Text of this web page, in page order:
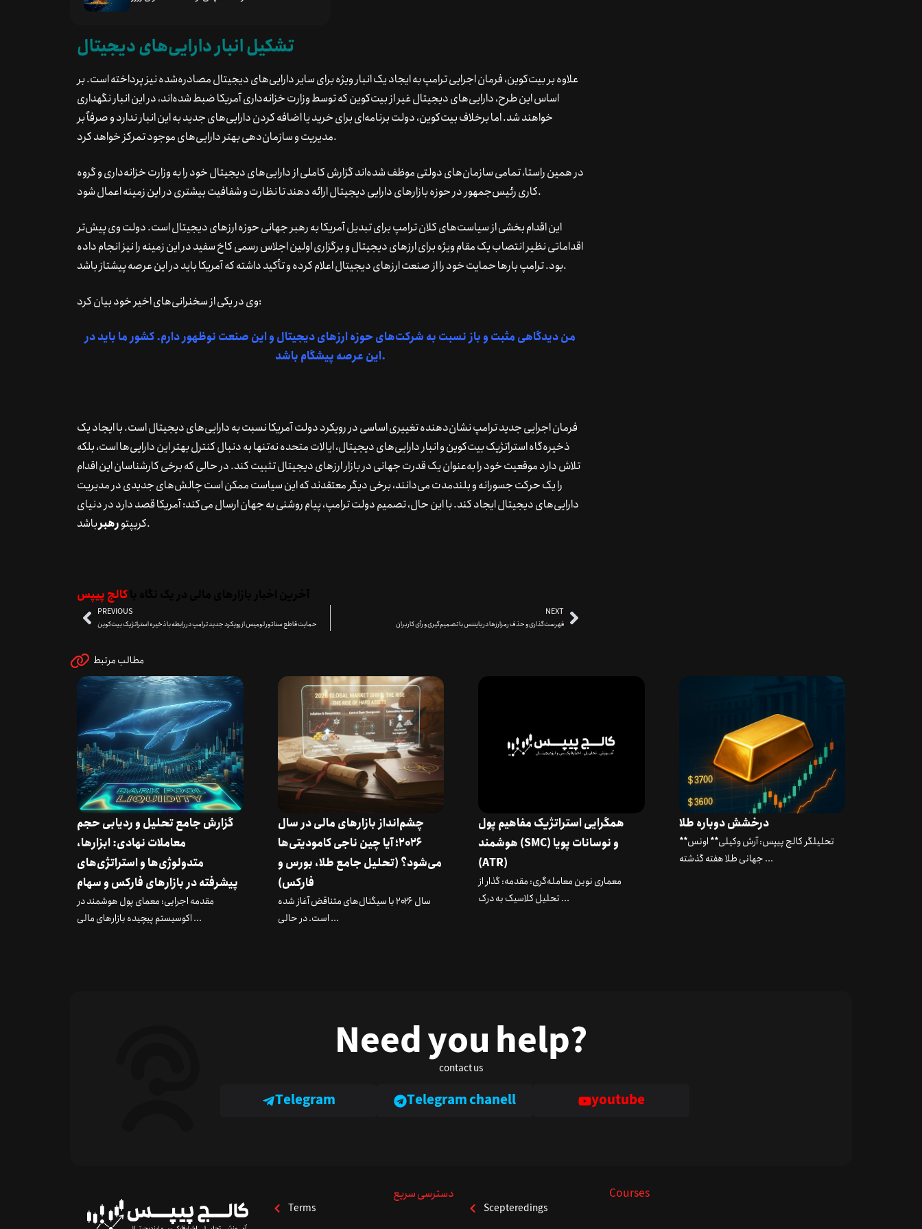
تشکیل انبار دارایی‌های دیجیتال
علاوه بر بیت‌کوین، فرمان اجرایی ترامپ به ایجاد یک انبار ویژه برای سایر دارایی‌های دیجیتال مصادره‌شده نیز پرداخته است. بر
اساس این طرح، دارایی‌های دیجیتال غیر از بیت‌کوین که توسط وزارت خزانه‌داری آمریکا ضبط شده‌اند، در این انبار نگهداری
خواهند شد. اما برخلاف بیت‌کوین، دولت برنامه‌ای برای خرید یا اضافه کردن دارایی‌های جدید به این انبار ندارد و صرفاً بر
مدیریت و سازمان‌دهی بهتر دارایی‌های موجود تمرکز خواهد کرد.
در همین راستا، تمامی سازمان‌های دولتی موظف شده‌اند گزارش کاملی از دارایی‌های دیجیتال خود را به وزارت خزانه‌داری و گروه
کاری رئیس‌جمهور در حوزه بازارهای دارایی دیجیتال ارائه دهند تا نظارت و شفافیت بیشتری در این زمینه اعمال شود.
این اقدام بخشی از سیاست‌های کلان ترامپ برای تبدیل آمریکا به رهبر جهانی حوزه ارزهای دیجیتال است. دولت وی پیش‌تر
اقداماتی نظیر انتصاب یک مقام ویژه برای ارزهای دیجیتال و برگزاری اولین اجلاس رسمی کاخ سفید در این زمینه را نیز انجام داده
بود. ترامپ بارها حمایت خود را از صنعت ارزهای دیجیتال اعلام کرده و تأکید داشته که آمریکا باید در این عرصه پیشتاز باشد.
وی در یکی از سخنرانی‌های اخیر خود بیان کرد:
من دیدگاهی مثبت و باز نسبت به شرکت‌های حوزه ارزهای دیجیتال و این صنعت نوظهور دارم. کشور ما باید در
این عرصه پیشگام باشد.
فرمان اجرایی جدید ترامپ نشان‌دهنده تغییری اساسی در رویکرد دولت آمریکا نسبت به دارایی‌های دیجیتال است. با ایجاد یک
ذخیره‌گاه استراتژیک بیت‌کوین و انبار دارایی‌های دیجیتال، ایالات متحده نه‌تنها به دنبال کنترل بهتر این دارایی‌ها است، بلکه
تلاش دارد موقعیت خود را به‌عنوان یک قدرت جهانی در بازار ارزهای دیجیتال تثبیت کند. در حالی که برخی کارشناسان این اقدام
را یک حرکت جسورانه و بلندمدت می‌دانند، برخی دیگر معتقدند که این سیاست ممکن است چالش‌های جدیدی در مدیریت
دارایی‌های دیجیتال ایجاد کند. با این حال، تصمیم دولت ترامپ، پیام روشنی به جهان ارسال می‌کند: آمریکا قصد دارد در دنیای
کریپتورهبر باشد.
کالج پیپس
PREVIOUS
حمایت قاطع سناتور لومیس از رویکرد جدید ترامپ در رابطه با ذخیره استراتژیک بیت‌کوین
NEXT
فهرست‌گذاری و حذف رمزارزها در بایننس با تصمیم‌گیری و رأی کاربران
مطالب مرتبط
گزارش جامع تحلیل و ردیابی حجم
معاملات نهادی: ابزارها،
متدولوژی‌ها و استراتژی‌های
پیشرفته در بازارهای فارکس و سهام
مقدمه اجرایی: معمای پول هوشمند در
اکوسیستم پیچیده بازارهای مالی ...
چشم‌انداز بازارهای مالی در سال
۲۰۲۶؛ آیا چین ناجی کامودیتی‌ها
می‌شود؟ (تحلیل جامع طلا، بورس و
فارکس)
سال ۲۰۲۶ با سیگنال‌های متناقض آغاز شده
است. در حالی ...
همگرایی استراتژیک مفاهیم پول
هوشمند (SMC) و نوسانات پویا
(ATR)
معماری نوین معامله‌گری: مقدمه: گذار از
تحلیل کلاسیک به درک ...
درخشش دوباره طلا
**تحلیلگر کالج پیپس: آرش وکیلی** اونس
جهانی طلا هفته گذشته ...
Need you help?
contact us
Telegram Telegram chanell youtube
دسترسی سریع
Terms
Courses
Scepteredings